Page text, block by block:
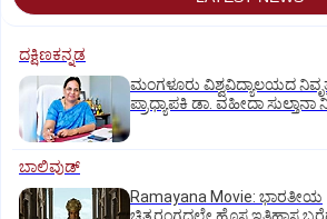
ದಕ್ಷಿಣಕನ್ನಡ
ಮಂಗಳೂರು ವಿಶ್ವವಿದ್ಯಾಲಯದ
ಪ್ರಾಧ್ಯಾಪಕಿ ಡಾ. ವಹೀದಾ ಸುಲ್ತಾನಾ
ಬಾಲಿವುಡ್‌
Ramayana Movie: ಭಾರತೀಯ